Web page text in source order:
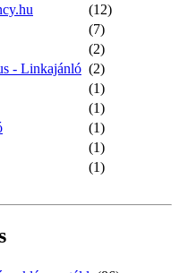
(12)
(7)
(2)
- Linkajánló (2)
(1)
(1)
(1)
(1)
(1)